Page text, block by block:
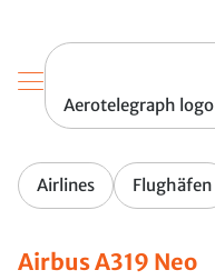
Aerotelegraph logo
Airlines Flughäfen
Airbus A319 Neo